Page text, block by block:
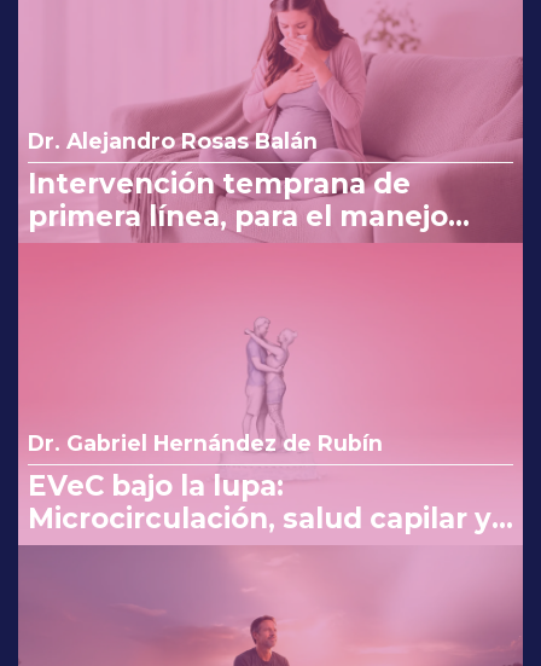
Dr. Alejandro Rosas Balán
Intervención temprana de
primera línea, para el manejo
eficaz en náuseas y vómito del
Dr. Gabriel Hernández de Rubín
EVeC bajo la lupa:
Microcirculación, salud capilar y
costo beneficio en la consulta